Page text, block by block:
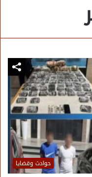
حوادث وقضايا